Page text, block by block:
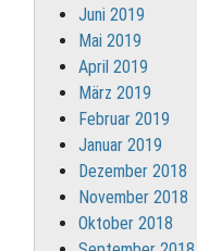
Juni 2019
Mai 2019
April 2019
März 2019
Februar 2019
Januar 2019
Dezember 2018
November 2018
Oktober 2018